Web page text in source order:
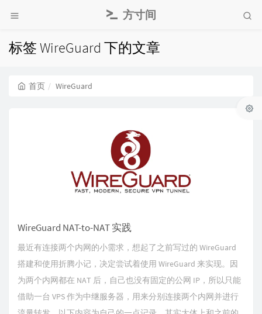
方寸间
标签 WireGuard 下的文章
首页 WireGuard
WireGuard NAT-to-NAT 实践
最近有连接两个内网的小需求，想起了之前写过的 WireGuard
搭建和使用折腾小记，决定尝试着使用 WireGuard 来实现。因
为两个内网都在 NAT 后，自己也没有固定的公网 IP，所以只能
借助一台 VPS 作为中继服务器，用来分别连接两个内网并进行